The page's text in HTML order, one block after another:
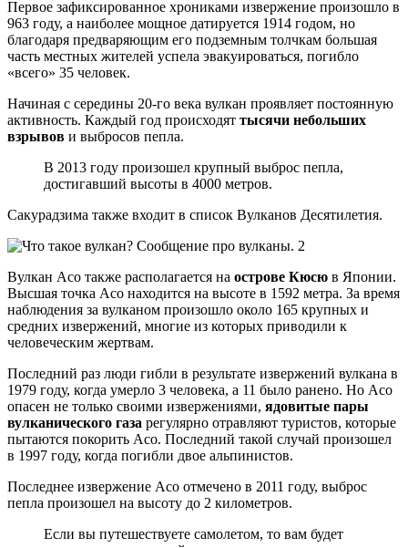
Первое зафиксированное хрониками извержение произошло в
963 году, а наиболее мощное датируется 1914 годом, но
благодаря предваряющим его подземным толчкам большая
часть местных жителей успела эвакуироваться, погибло
«всего» 35 человек.
Начиная с середины 20-го века вулкан проявляет постоянную
активность. Каждый год происходят тысячи небольших
взрывов и выбросов пепла.
В 2013 году произошел крупный выброс пепла,
достигавший высоты в 4000 метров.
Сакурадзима также входит в список Вулканов Десятилетия.
Вулкан Асо также располагается на острове Кюсю в Японии.
Высшая точка Асо находится на высоте в 1592 метра. За время
наблюдения за вулканом произошло около 165 крупных и
средних извержений, многие из которых приводили к
человеческим жертвам.
Последний раз люди гибли в результате извержений вулкана в
1979 году, когда умерло 3 человека, а 11 было ранено. Но Асо
опасен не только своими извержениями, ядовитые пары
вулканического газа регулярно отравляют туристов, которые
пытаются покорить Асо. Последний такой случай произошел
в 1997 году, когда погибли двое альпинистов.
Последнее извержение Асо отмечено в 2011 году, выброс
пепла произошел на высоту до 2 километров.
Если вы путешествуете самолетом, то вам будет